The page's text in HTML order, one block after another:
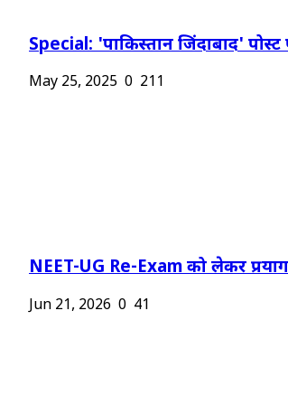
Special: 'पाकिस्तान जिंदाबाद' पोस्ट
May 25, 2025 0 211
NEET-UG Re-Exam को लेकर
Jun 21, 2026 0 41